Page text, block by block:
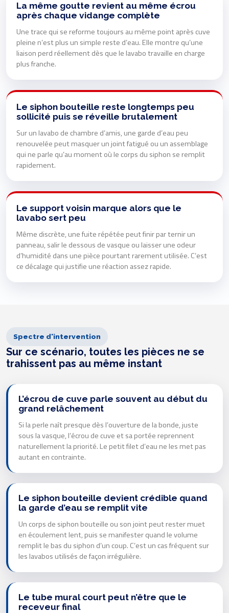
La même goutte revient au même écrou
après chaque vidange complète
Une trace qui se reforme toujours au même point après cuve
pleine n’est plus un simple reste d’eau. Elle montre qu’une
liaison perd réellement dès que le lavabo travaille en charge
plus franche.
Le siphon bouteille reste longtemps peu
sollicité puis se réveille brutalement
Sur un lavabo de chambre d’amis, une garde d’eau peu
renouvelée peut masquer un joint fatigué ou un assemblage
qui ne parle qu’au moment où le corps du siphon se remplit
rapidement.
Le support voisin marque alors que le
lavabo sert peu
Même discrète, une fuite répétée peut finir par ternir un
panneau, salir le dessous de vasque ou laisser une odeur
d’humidité dans une pièce pourtant rarement utilisée. C’est
ce décalage qui justifie une réaction assez rapide.
Spectre d'intervention
Sur ce scénario, toutes les pièces ne se
trahissent pas au même instant
L’écrou de cuve parle souvent au début du
grand relâchement
Si la perle naît presque dès l’ouverture de la bonde, juste
sous la vasque, l’écrou de cuve et sa portée reprennent
naturellement la priorité. Le petit filet d’eau ne les met pas
autant en contrainte.
Le siphon bouteille devient crédible quand
la garde d’eau se remplit vite
Un corps de siphon bouteille ou son joint peut rester muet
en écoulement lent, puis se manifester quand le volume
remplit le bas du siphon d’un coup. C’est un cas fréquent sur
les lavabos utilisés de façon irrégulière.
Le tube mural court peut n’être que le
receveur final